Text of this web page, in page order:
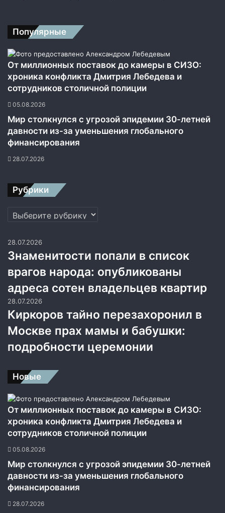
Популярные
От миллионных поставок до камеры в СИЗО:
хроника конфликта Дмитрия Лебедева и
сотрудников столичной полиции
05.08.2026
Мир столкнулся с угрозой эпидемии 30-летней
давности из-за уменьшения глобального
финансирования
28.07.2026
Рубрики
Рубрики
28.07.2026
Знаменитости попали в список
врагов народа: опубликованы
адреса сотен владельцев квартир
28.07.2026
Киркоров тайно перезахоронил в
Москве прах мамы и бабушки:
подробности церемонии
Новые
От миллионных поставок до камеры в СИЗО:
хроника конфликта Дмитрия Лебедева и
сотрудников столичной полиции
05.08.2026
Мир столкнулся с угрозой эпидемии 30-летней
давности из-за уменьшения глобального
финансирования
28.07.2026